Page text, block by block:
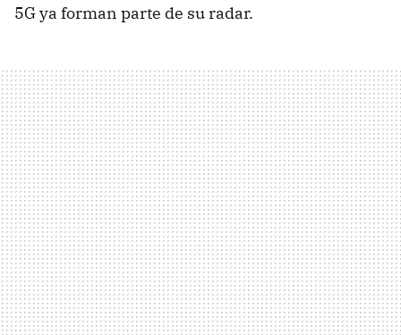
5G ya forman parte de su radar.